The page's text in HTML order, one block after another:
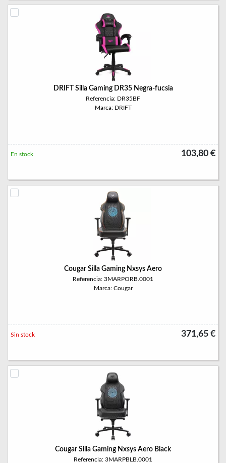
DRIFT Silla Gaming DR35 Negra-fucsia
Referencia: DR35BF
Marca: DRIFT
103,80 €
En stock
Cougar Silla Gaming Nxsys Aero
Referencia: 3MARPORB.0001
Marca: Cougar
371,65 €
Sin stock
Cougar Silla Gaming Nxsys Aero Black
Referencia: 3MARPBLB.0001